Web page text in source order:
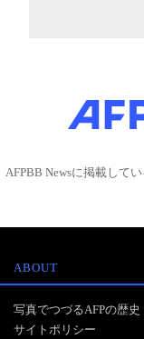
AFPBB Newsに掲載して
ABOUT
写真でつづるAFPの歴史
サイトポリシー